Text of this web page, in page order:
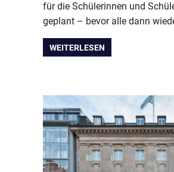
für die Schülerinnen und
geplant – bevor alle dann
WEITERLESEN